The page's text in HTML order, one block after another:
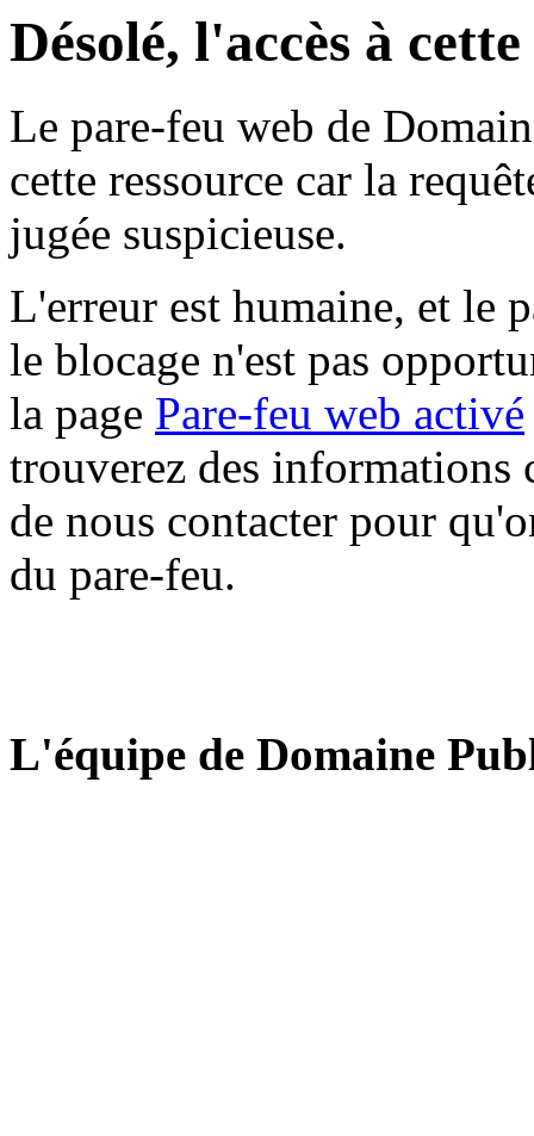
Désolé, l'accès à
Le pare-feu web de
cette ressource car la
jugée suspicieuse.
L'erreur est humaine, et le
le blocage n'est pas
la page Pare-feu web activé
trouverez des informations
de nous contacter pour
du pare-feu.
L'équipe de Domaine